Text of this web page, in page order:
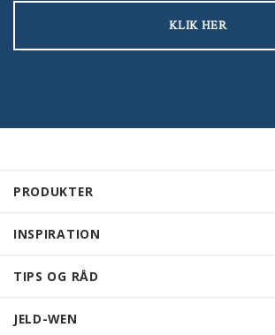
PRODUKTER
INSPIRATION
TIPS OG RÅD
JELD-WEN
KLIK HER